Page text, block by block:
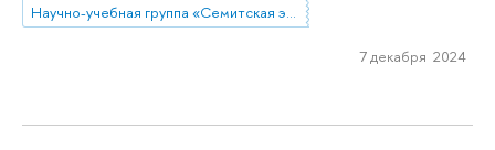
Научно-учебная группа «Семитская эпиграфика в цифровую эпоху»
7 декабря 2024